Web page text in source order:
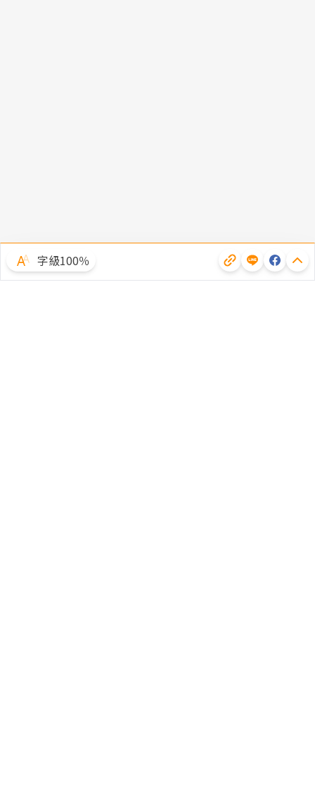
字級100％